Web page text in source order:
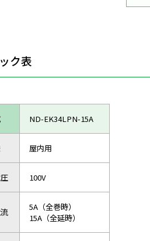
ク表
ND-EK34LPN-15A
屋内用
100V
5A（全巻時）
15A（全延時）